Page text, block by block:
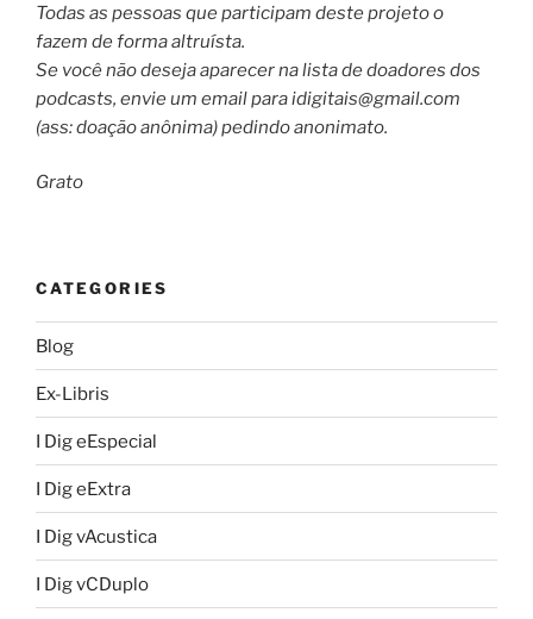
Todas as pessoas que participam deste projeto o
fazem de forma altruísta.
Se você não deseja aparecer na lista de doadores dos
podcasts, envie um email paraidigitais@gmail.com
(ass: doação anônima) pedindo anonimato.
Grato
CATEGORIES
Blog
Ex-Libris
I Dig eEspecial
I Dig eExtra
I Dig vAcustica
I Dig vCDuplo